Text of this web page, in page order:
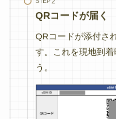
QRコードが届く
QRコードが添付さ
す。これを現地到着
う。